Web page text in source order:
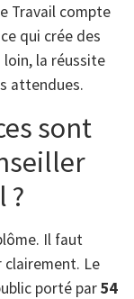
Travail compte
qui crée des
loin, la réussite
attendues.
sont
?
Il faut
clairement. Le
porté par54